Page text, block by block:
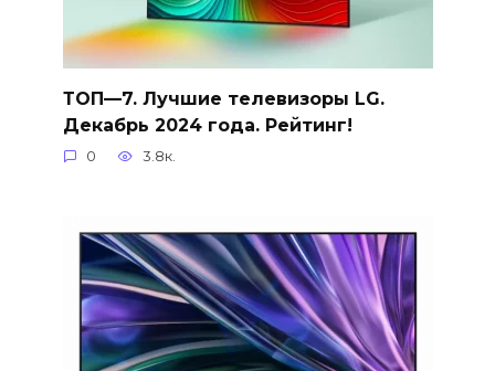
ТОП—7. Лучшие телевизоры LG.
Декабрь 2024 года. Рейтинг!
0 3.8к.